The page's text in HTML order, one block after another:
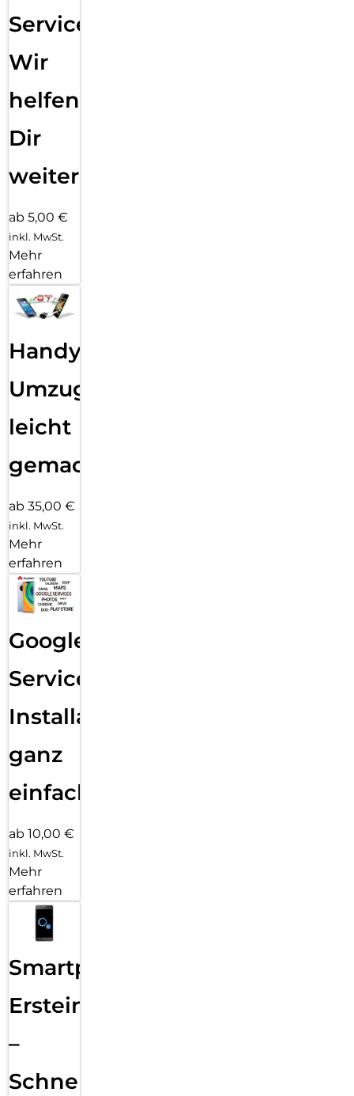
Service:
Wir
helfen
Dir
weiter
ab 5,00 €
inkl. MwSt.
Mehr
erfahren
Handy
Umzug
leicht
gemacht!
ab 35,00 €
inkl. MwSt.
Mehr
erfahren
Google
Services
Installation
ganz
einfach
ab 10,00 €
inkl. MwSt.
Mehr
erfahren
Smartphone
Ersteinrichtung
–
Schnelle